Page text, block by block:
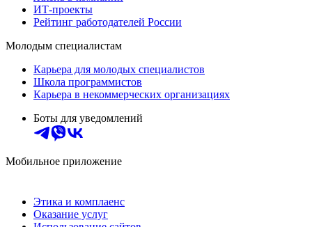
ИТ-проекты
Рейтинг работодателей России
Молодым специалистам
Карьера для молодых специалистов
Школа программистов
Карьера в некоммерческих организациях
Боты для уведомлений
Мобильное приложение
Этика и комплаенс
Оказание услуг